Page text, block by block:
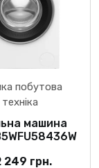
побутова
техніка
машина
249 грн.